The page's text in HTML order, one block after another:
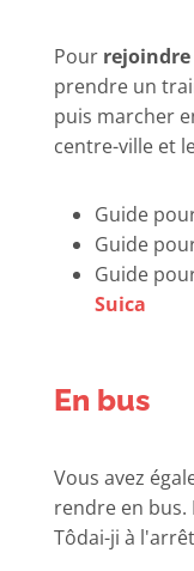
Pour
prendre un
puis marcher
centre-ville et
Guide
Guide
Guide
Suica
En bus
Vous avez
rendre en bus.
Tôdai-ji à l'arrêt